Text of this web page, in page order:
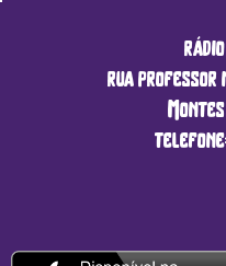
rádio
rua professor
telefone: